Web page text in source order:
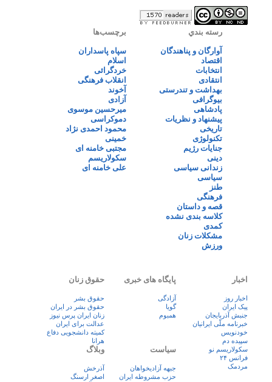
رسته بندي
آوارگان و پناهندگان
اقتصاد
انتخابات
انتقادی
بهداشت و تندرستی
بیوگرافی
پادشاهی
پیشنهاد و نظریات
تاریخی
تکنولوژی
جنایات رژیم
دینی
زندانی سیاسی
سیاسی
طنز
فرهنگی
قصه و داستان
کلاسه بندی نشده
کمدی
مشکلات زنان
ورزش
برچسب‌ها
سپاه پاسداران
اسلام
خردگرائی
انقلاب فرهنگی
آخوند
آزادی
میرحسین موسوی
دموکراسی
محمود احمدی نژاد
خمینی
مجتبی خامنه ای
سکولاریسم
علی خامنه ای
اخبار
اخبار روز
پيک ايران
جنبش آذربایجان
خبرنامه ملّی ایرانیان
خودنویس
سپیده دم
سکولاریسم نو
فرانس ۲۴
مردمک
پایگاه های خبری
آزادگی
گویا
همبوم
حقوق زنان
حقوق بشر
حقوق بشر در ایران
زنان ايران پرس نيوز
عدالت برای ایران
کمیته دانشجویی دفاع
هرانا
سیاست
جبهه آزادیخواهان
حزب مشروطه ایران
وبلاگ
آذرخش
اصغر ارسنگ